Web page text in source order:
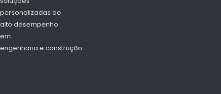
personalizadas de
alto desempenho
em
engenharia e construção.